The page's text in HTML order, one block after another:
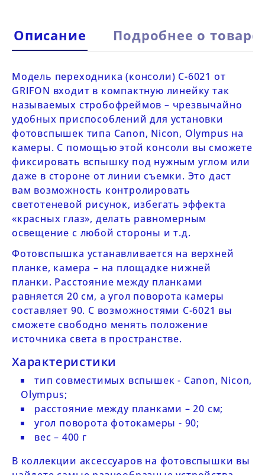
Описание Подробнее о товаре
Модель переходника (консоли) С-6021 от
GRIFON входит в компактную линейку так
называемых стробофреймов – чрезвычайно
удобных приспособлений для установки
фотовспышек типа Canon, Nicon, Olympus на
камеры. С помощью этой консоли вы сможете
фиксировать вспышку под нужным углом или
даже в стороне от линии съемки. Это даст
вам возможность контролировать
светотеневой рисунок, избегать эффекта
«красных глаз», делать равномерным
освещение с любой стороны и т.д.
Фотовспышка устанавливается на верхней
планке, камера – на площадке нижней
планки. Расстояние между планками
равняется 20 см, а угол поворота камеры
составляет 90. С возможностями С-6021 вы
сможете свободно менять положение
источника света в пространстве.
Характеристики
тип совместимых вспышек - Canon, Nicon,
Olympus;
расстояние между планками – 20 см;
угол поворота фотокамеры - 90;
вес – 400 г
В коллекции аксессуаров на фотовспышки вы